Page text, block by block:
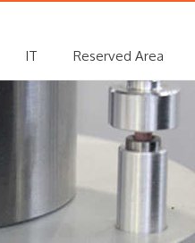
IT Reserved Area